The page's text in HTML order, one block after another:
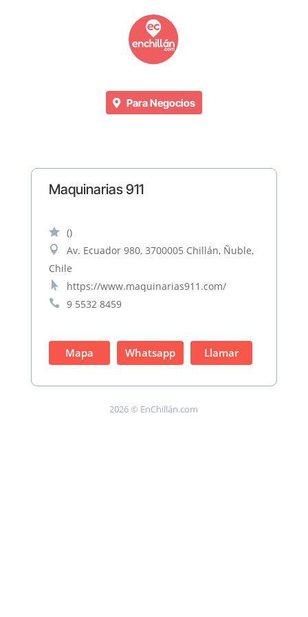
Para Negocios
Maquinarias 911
 ()

Av. Ecuador 980, 3700005 Chillán, Ñuble,
Chile
 https://www.maquinarias911.com/
 9 5532 8459
Mapa Whatsapp Llamar
2026 © EnChillán.com